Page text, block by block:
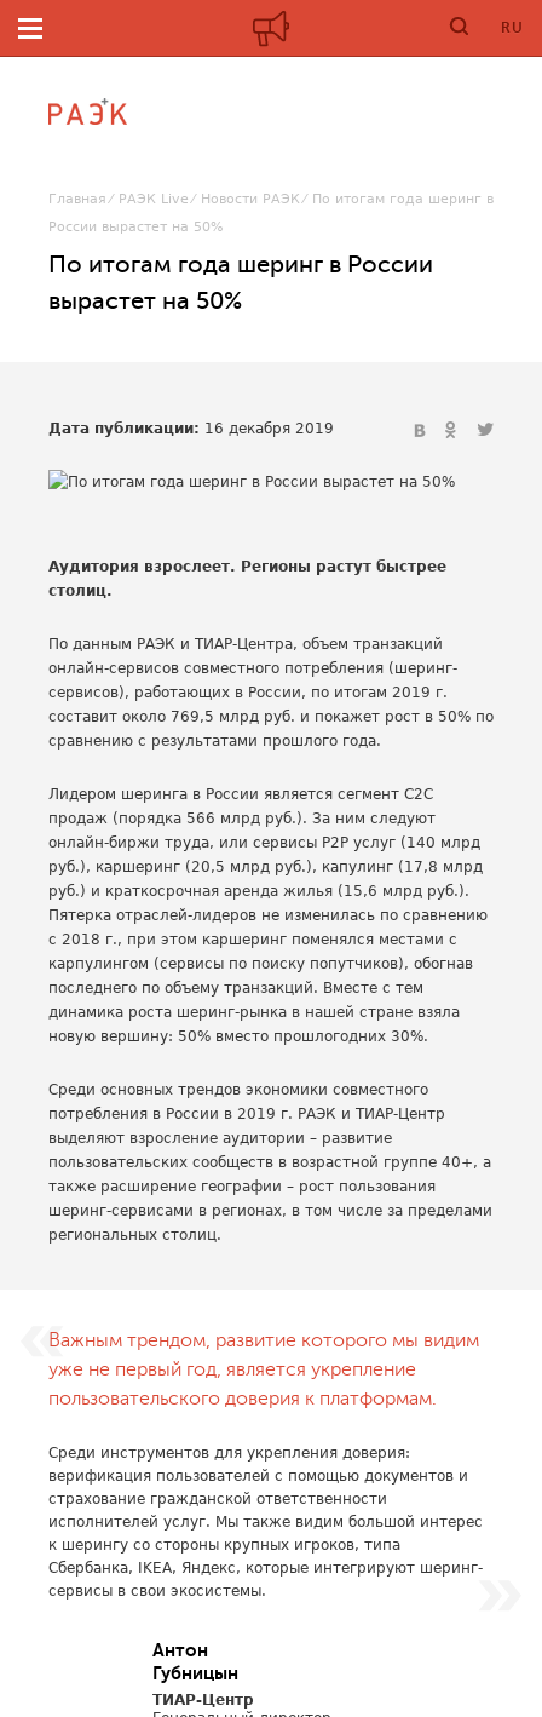
RU
Главная РАЭК Live Новости РАЭК
По итогам года шеринг в
России вырастет на 50%
По итогам года шеринг в России
вырастет на 50%
Дата публикации: 16 декабря 2019
Аудитория взрослеет. Регионы растут быстрее
столиц.
По данным РАЭК и ТИАР-Центра, объем транзакций
онлайн-сервисов совместного потребления (шеринг-
сервисов), работающих в России, по итогам 2019 г.
составит около 769,5 млрд руб. и покажет рост в 50% по
сравнению с результатами прошлого года.
Лидером шеринга в России является сегмент С2С
продаж (порядка 566 млрд руб.). За ним следуют
онлайн-биржи труда, или сервисы Р2Р услуг (140 млрд
руб.), каршеринг (20,5 млрд руб.), капулинг (17,8 млрд
руб.) и краткосрочная аренда жилья (15,6 млрд руб.).
Пятерка отраслей-лидеров не изменилась по сравнению
с 2018 г., при этом каршеринг поменялся местами с
карпулингом (сервисы по поиску попутчиков), обогнав
последнего по объему транзакций. Вместе с тем
динамика роста шеринг-рынка в нашей стране взяла
новую вершину: 50% вместо прошлогодних 30%.
Среди основных трендов экономики совместного
потребления в России в 2019 г. РАЭК и ТИАР-Центр
выделяют взросление аудитории – развитие
пользовательских сообществ в возрастной группе 40+, а
также расширение географии – рост пользования
шеринг-сервисами в регионах, в том числе за пределами
региональных столиц.
Важным трендом, развитие которого мы видим
уже не первый год, является укрепление
пользовательского доверия к платформам.
Среди инструментов для укрепления доверия:
верификация пользователей с помощью документов и
страхование гражданской ответственности
исполнителей услуг. Мы также видим большой интерес
к шерингу со стороны крупных игроков, типа
Сбербанка, IKEA, Яндекс, которые интегрируют шеринг-
сервисы в свои экосистемы.
Антон
Губницын
ТИАР-Центр